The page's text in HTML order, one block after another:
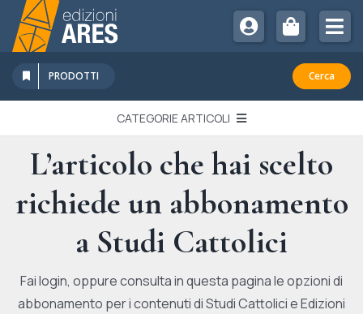
Salta
contenuto
Chi Siamo
Sostienici
Abbonamenti
Promozioni
Newsletter
PRODOTTI Cerca
CATEGORIE ARTICOLI
EDITORIALI
IN QUESTO NUMERO
L’articolo che hai scelto
richiede un abbonamento
a Studi Cattolici
Fai login, oppure consulta in questa pagina le opzioni di
abbonamento per i contenuti di Studi Cattolici e Edizioni